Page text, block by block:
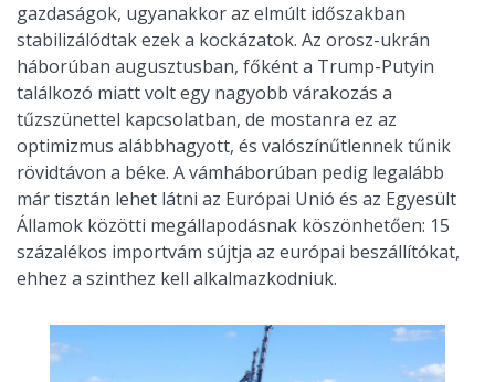
gazdaságok, ugyanakkor az elmúlt időszakban
stabilizálódtak ezek a kockázatok. Az orosz-ukrán
háborúban augusztusban, főként a Trump-Putyin
találkozó miatt volt egy nagyobb várakozás a
tűzszünettel kapcsolatban, de mostanra ez az
optimizmus alábbhagyott, és valószínűtlennek tűnik
rövidtávon a béke. A vámháborúban pedig legalább
már tisztán lehet látni az Európai Unió és az Egyesült
Államok közötti megállapodásnak köszönhetően: 15
százalékos importvám sújtja az európai beszállítókat,
ehhez a szinthez kell alkalmazkodniuk.